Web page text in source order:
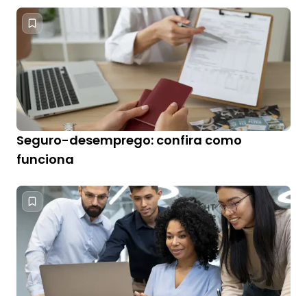
Seguro-desemprego: confira como
funciona